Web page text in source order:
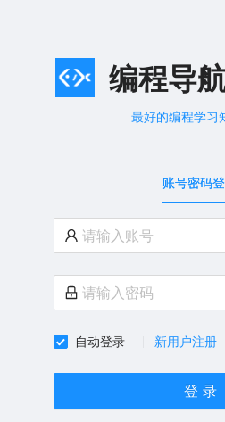
编程导
最好的编程学习
账号密码
自动登录 新用户注册
登 录